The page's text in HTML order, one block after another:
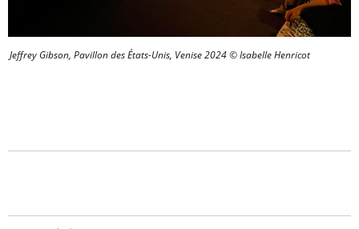
Jeffrey Gibson, Pavillon des États-Unis, Venise 2024 © Isabelle Henricot